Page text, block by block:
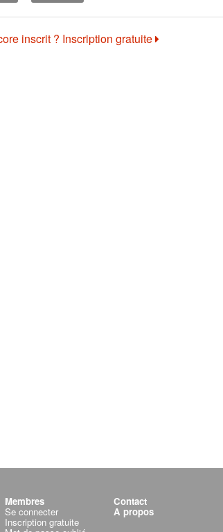
inscrit ? Inscription gratuite
Membres
Se connecter
Inscription gratuite
Contact
A propos